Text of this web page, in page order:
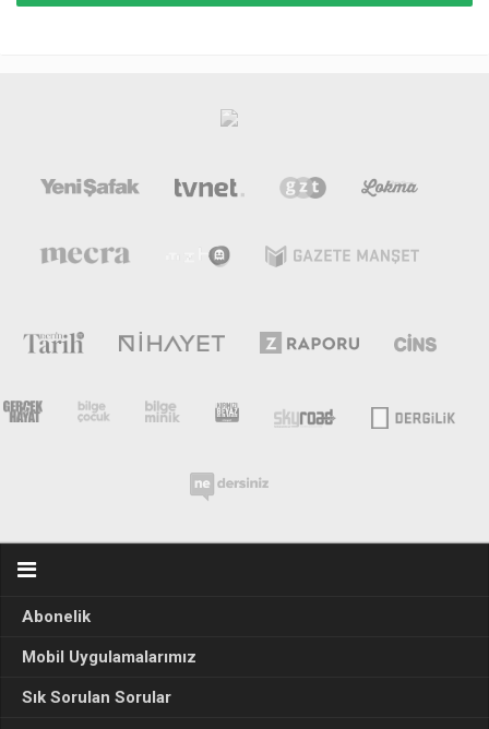
Abonelik
Mobil Uygulamalarımız
Sık Sorulan Sorular